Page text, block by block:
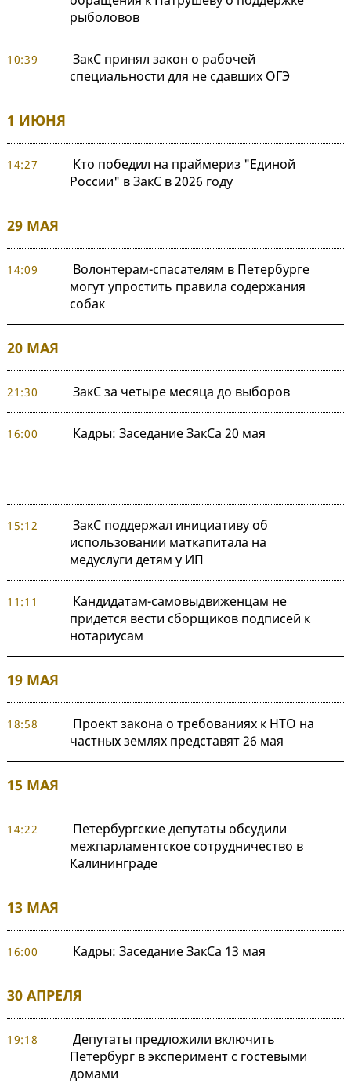
рыболовов
10:39
ЗакС принял закон о рабочей
специальности для не сдавших ОГЭ
1 ИЮНЯ
14:27
Кто победил на праймериз "Единой
России" в ЗакС в 2026 году
29 МАЯ
14:09
Волонтерам-спасателям в Петербурге
могут упростить правила содержания
собак
20 МАЯ
21:30 ЗакС за четыре месяца до выборов
16:00 Кадры: Заседание ЗакСа 20 мая
15:12
ЗакС поддержал инициативу об
использовании маткапитала на
медуслуги детям у ИП
11:11
Кандидатам-самовыдвиженцам не
придется вести сборщиков подписей к
нотариусам
19 МАЯ
18:58
Проект закона о требованиях к НТО на
частных землях представят 26 мая
15 МАЯ
14:22
Петербургские депутаты обсудили
межпарламентское сотрудничество в
Калининграде
13 МАЯ
16:00 Кадры: Заседание ЗакСа 13 мая
30 АПРЕЛЯ
19:18
Депутаты предложили включить
Петербург в эксперимент с гостевыми
домами